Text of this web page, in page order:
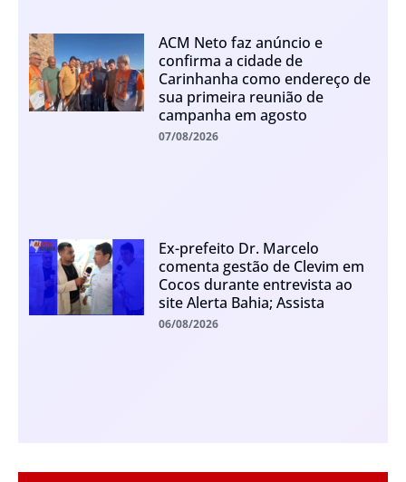
ACM Neto faz anúncio e
confirma a cidade de
Carinhanha como endereço de
sua primeira reunião de
campanha em agosto
07/08/2026
Ex-prefeito Dr. Marcelo
comenta gestão de Clevim em
Cocos durante entrevista ao
site Alerta Bahia; Assista
06/08/2026